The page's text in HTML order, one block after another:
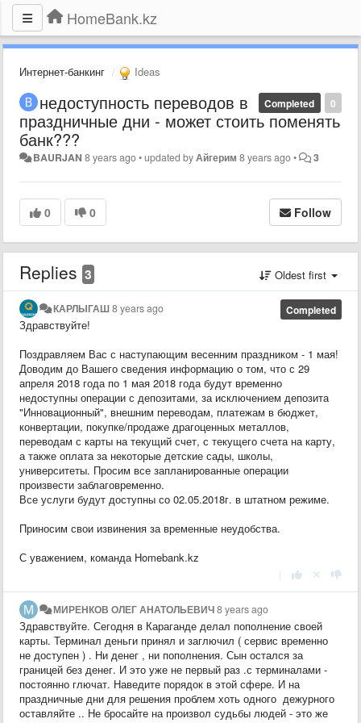
HomeBank.kz
Интернет-банкинг Ideas
0
Completed
недоступность переводов в
праздничные дни - может стоить поменять
банк???
BAURJAN 8 years ago•updated byАйгерим 8 years ago• 3
0 0 Follow
Replies 3 Oldest first
Completed
КАРЛЫГАШ8 years ago
Здравствуйте!
Поздравляем Вас с наступающим весенним праздником - 1 мая!
Доводим до Вашего сведения информацию о том, что с 29
апреля 2018 года по 1 мая 2018 года будут временно
недоступны операции с депозитами, за исключением депозита
"Инновационный", внешним переводам, платежам в бюджет,
конвертации, покупке/продаже драгоценных металлов,
переводам с карты на текущий счет, с текущего счета на карту,
а также оплата за некоторые детские сады, школы,
университеты. Просим все запланированные операции
произвести заблаговременно.
Все услуги будут доступны со 02.05.2018г. в штатном режиме.
Приносим свои извинения за временные неудобства.
С уважением, команда Homebank.kz
МИРЕНКОВ ОЛЕГ АНАТОЛЬЕВИЧ8 years ago
Здравствуйте. Сегодня в Караганде делал пополнение своей
карты. Терминал деньги принял и заглючил ( сервис временно
не доступен ) . Ни денег , ни пополнения. Сын остался за
границей без денег. И это уже не первый раз .с терминалами -
постоянно глючат. Наведите порядок в этой сфере. И на
праздничные дни для решения проблем хоть одного дежурного
оставляйте .. Не бросайте на произвол судьбы людей - это же